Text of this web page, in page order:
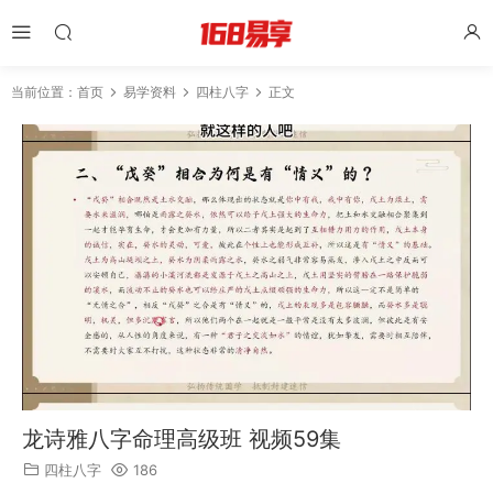
当前位置： 首页 易学资料 四柱八字 正文
龙诗雅八字命理高级班 视频59集
四柱八字 186